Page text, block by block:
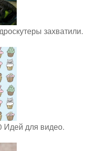
захватили.
Идей для видео.